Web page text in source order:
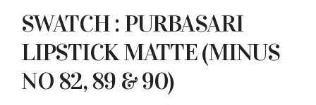
SWATCH : PURBASARI
LIPSTICK MATTE (MINUS
NO 82, 89 & 90)